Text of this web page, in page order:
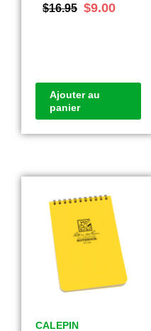
$16.95 $9.00
Ajouter au
panier
CALEPIN